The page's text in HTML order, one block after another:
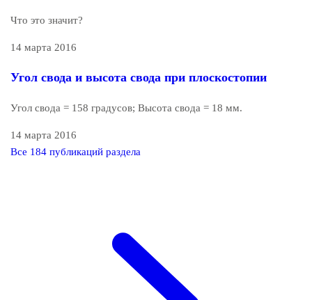
Что это значит?
14 марта 2016
Угол свода и высота свода при плоскостопии
Угол свода = 158 градусов; Высота свода = 18 мм.
14 марта 2016
Все 184 публикаций раздела